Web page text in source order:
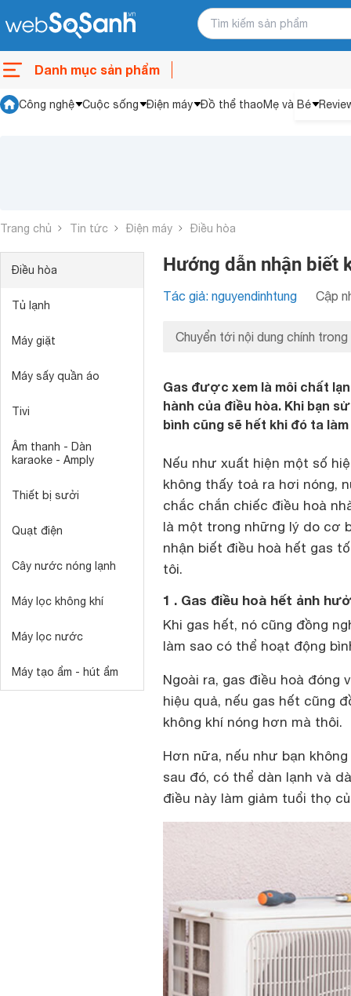
Danh mục sản phẩm
Công nghệ Cuộc sống Điện máy Đồ thể thaoMẹ và Bé
Trang chủ Tin tức Điện máy Điều hòa
Điều hòa
Tủ lạnh
Máy giặt
Máy sấy quần áo
Tivi
Âm thanh - Dàn
karaoke - Amply
Thiết bị sưởi
Quạt điện
Cây nước nóng lạnh
Máy lọc không khí
Máy lọc nước
Máy tạo ẩm - hút ẩm
Hướng dẫn nhận biết
Tác giả: nguyendinhtung Cập
Chuyển tới nội dung chính trong
Gas được xem là môi chất
hành của điều hòa. Khi bạn
bình cũng sẽ hết khi đó ta
Nếu như xuất hiện một số
không thấy toả ra hơi nóng,
chắc chắn chiếc điều hoà
là một trong những lý do cơ
nhận biết điều hoà hết gas
tôi.
1 . Gas điều hoà hết ảnh
Khi gas hết, nó cũng đồng
làm sao có thể hoạt động
Ngoài ra, gas điều hoà đóng
hiệu quả, nếu gas hết cũng
không khí nóng hơn mà thôi.
Hơn nữa, nếu như bạn
sau đó, có thể dàn lạnh và
điều này làm giảm tuổi thọ